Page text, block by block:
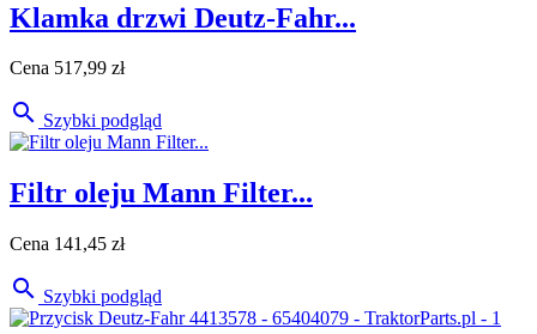
Klamka drzwi Deutz-Fahr...
Cena 517,99 zł
 Szybki podgląd
Filtr oleju Mann Filter...
Cena 141,45 zł
 Szybki podgląd